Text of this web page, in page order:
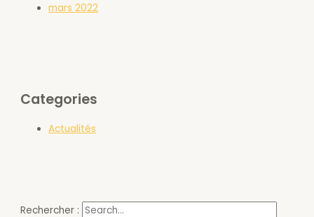
mars 2022
Categories
Actualités
Rechercher :